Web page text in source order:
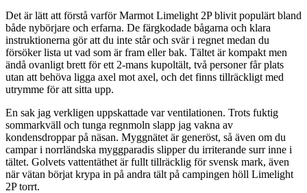
Det är lätt att förstå varför Marmot Limelight 2P blivit populärt bland
både nybörjare och erfarna. De färgkodade bågarna och klara
instruktionerna gör att du inte står och svär i regnet medan du
försöker lista ut vad som är fram eller bak. Tältet är kompakt men
ändå ovanligt brett för ett 2-mans kupoltält, två personer får plats
utan att behöva ligga axel mot axel, och det finns tillräckligt med
utrymme för att sitta upp.
En sak jag verkligen uppskattade var ventilationen. Trots fuktig
sommarkväll och tunga regnmoln slapp jag vakna av
kondensdroppar på näsan. Myggnätet är generöst, så även om du
campar i norrländska myggparadis slipper du irriterande surr inne i
tältet. Golvets vattentäthet är fullt tillräcklig för svensk mark, även
när vätan börjat krypa in på andra tält på campingen höll Limelight
2P torrt.